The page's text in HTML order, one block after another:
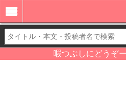
暇つぶしにどうぞ